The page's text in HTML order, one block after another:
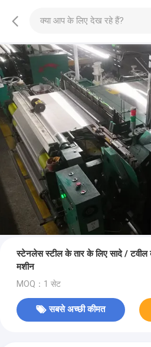
स्टेनलेस स्टील के तार के लिए सादे / टवील
मशीन
MOQ：1 सेट
सबसे अच्छी कीमत